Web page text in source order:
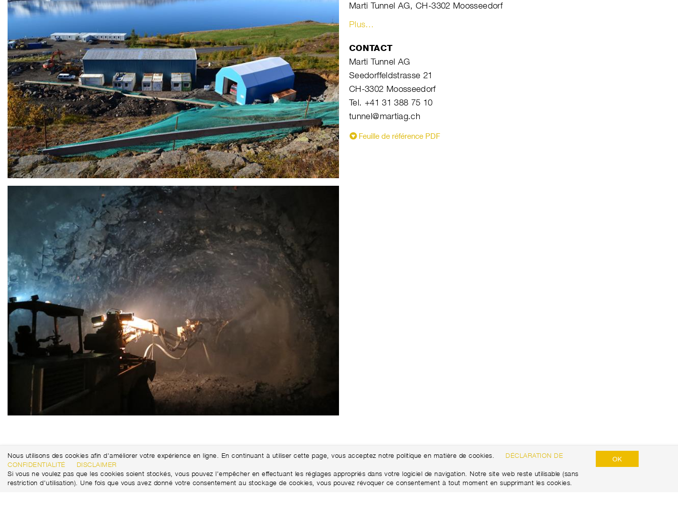
Marti Tunnel AG, CH-3302 Moosseedorf
Plus…
CONTACT
Marti Tunnel AG
Seedorffeldstrasse 21
CH-3302 Moosseedorf
Tel. +41 31 388 75 10
tunnel@martiag.ch
Feuille de référence PDF
Nous utilisons des cookies afin d'améliorer votre expérience en ligne. En continuant à utiliser cette page, vous acceptez notre politique en matière de cookies.
DÉCLARATION DE
CONFIDENTIALITÉ
DISCLAIMER
Si vous ne voulez pas que les cookies soient stockés, vous pouvez l'empêcher en effectuant les réglages appropriés dans votre logiciel de navigation. Notre site web reste utilisable (sans
restriction d'utilisation). Une fois que vous avez donné votre consentement au stockage de cookies, vous pouvez révoquer ce consentement à tout moment en supprimant les cookies.
OK